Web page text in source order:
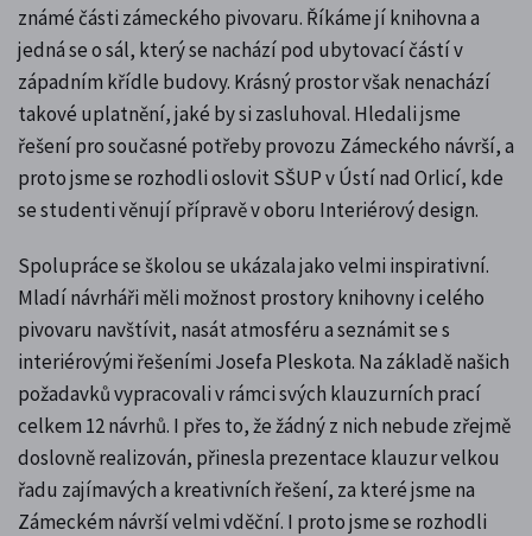
známé části zámeckého pivovaru. Říkáme jí knihovna a
jedná se o sál, který se nachází pod ubytovací částí v
západním křídle budovy. Krásný prostor však nenachází
takové uplatnění, jaké by si zasluhoval. Hledali jsme
řešení pro současné potřeby provozu Zámeckého návrší, a
proto jsme se rozhodli oslovit SŠUP v Ústí nad Orlicí, kde
se studenti věnují přípravě v oboru Interiérový design.
Spolupráce se školou se ukázala jako velmi inspirativní.
Mladí návrháři měli možnost prostory knihovny i celého
pivovaru navštívit, nasát atmosféru a seznámit se s
interiérovými řešeními Josefa Pleskota. Na základě našich
požadavků vypracovali v rámci svých klauzurních prací
celkem 12 návrhů. I přes to, že žádný z nich nebude zřejmě
doslovně realizován, přinesla prezentace klauzur velkou
řadu zajímavých a kreativních řešení, za které jsme na
Zámeckém návrší velmi vděční. I proto jsme se rozhodli